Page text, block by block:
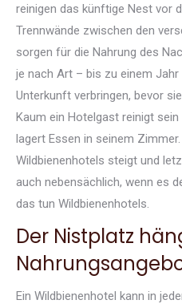
reinigen das künftige Nest vor
Trennwände zwischen den
sorgen für die Nahrung des
je nach Art – bis zu einem
Unterkunft verbringen, bevor
Kaum ein Hotelgast reinigt
lagert Essen in seinem
Wildbienenhotels steigt und
auch nebensächlich, wenn es
das tun Wildbienenhotels.
Der Nistplatz
Ein Wildbienenhotel kann in